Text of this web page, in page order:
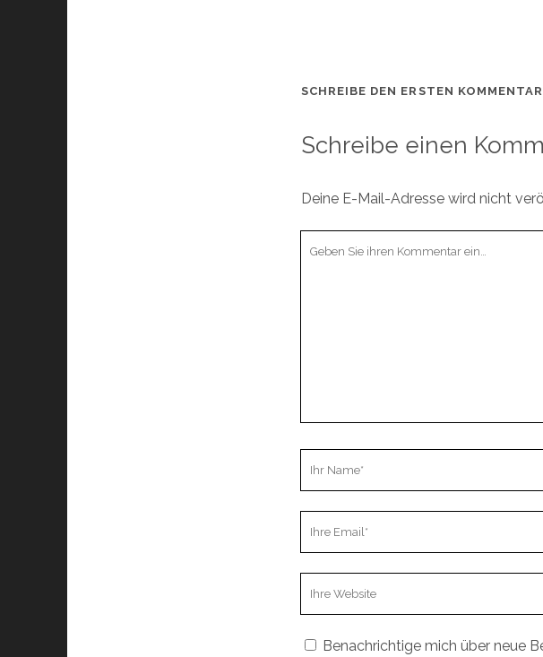
SCHREIBE DEN ERSTEN KOMMENTAR
Schreibe einen
Deine E-Mail-Adresse wird nicht
Benachrichtige mich über neue